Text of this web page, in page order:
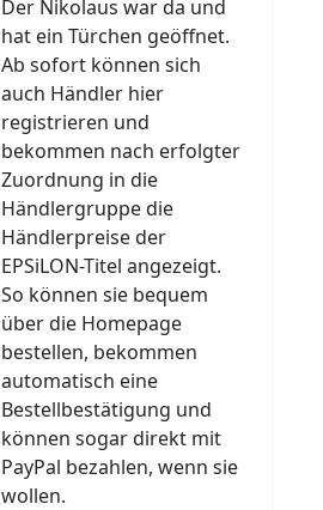
Der Nikolaus war da und
hat ein Türchen geöffnet.
Ab sofort können sich
auch Händler hier
registrieren und
bekommen nach erfolgter
Zuordnung in die
Händlergruppe die
Händlerpreise der
EPSiLON-Titel angezeigt.
So können sie bequem
über die Homepage
bestellen, bekommen
automatisch eine
Bestellbestätigung und
können sogar direkt mit
PayPal bezahlen, wenn sie
wollen.